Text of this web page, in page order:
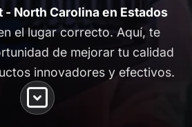
- North Carolina en Estados
el lugar correcto. Aquí, te
de mejorar tu calidad
innovadores y efectivos.